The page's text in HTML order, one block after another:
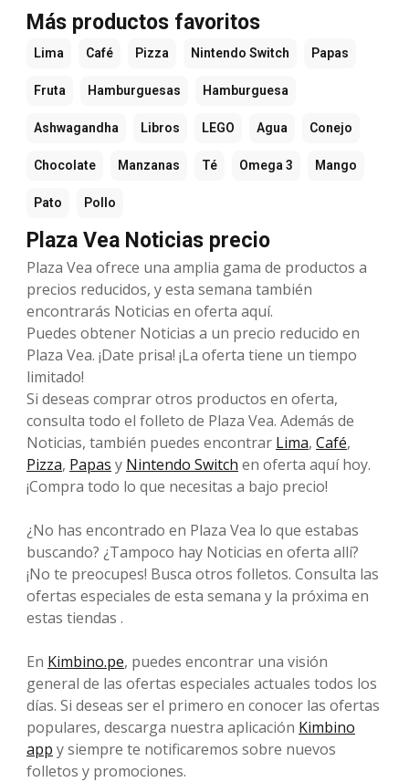
Más productos favoritos
Lima Café Pizza Nintendo Switch Papas
Fruta Hamburguesas Hamburguesa
Ashwagandha Libros LEGO Agua Conejo
Chocolate Manzanas Té Omega 3 Mango
Pato Pollo
Plaza Vea Noticias precio
Plaza Vea ofrece una amplia gama de productos a
precios reducidos, y esta semana también
encontrarás Noticias en oferta aquí.
Puedes obtener Noticias a un precio reducido en
Plaza Vea. ¡Date prisa! ¡La oferta tiene un tiempo
limitado!
Si deseas comprar otros productos en oferta,
consulta todo el folleto de Plaza Vea. Además de
Noticias, también puedes encontrar Lima, Café,
Pizza, Papas y Nintendo Switch en oferta aquí hoy.
¡Compra todo lo que necesitas a bajo precio!
¿No has encontrado en Plaza Vea lo que estabas
buscando? ¿Tampoco hay Noticias en oferta allí?
¡No te preocupes! Busca otros folletos. Consulta las
ofertas especiales de esta semana y la próxima en
estas tiendas .
En Kimbino.pe, puedes encontrar una visión
general de las ofertas especiales actuales todos los
días. Si deseas ser el primero en conocer las ofertas
populares, descarga nuestra aplicación Kimbino
app y siempre te notificaremos sobre nuevos
folletos y promociones.